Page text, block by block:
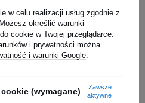
w celu realizacji usług zgodnie z
Możesz określić warunki
cookie w Twojej przeglądarce.
i prywatności można
i warunki Google
(wymagane)
Zawsze
aktywne